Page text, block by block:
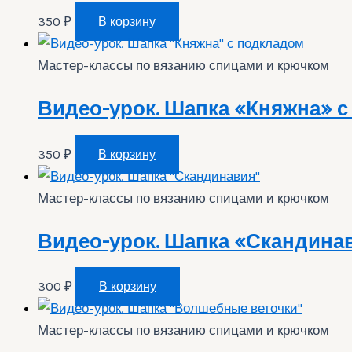
350 ₽ В корзину
Мастер-классы по вязанию спицами и крючком
Видео-урок. Шапка «Княжна»
350 ₽ В корзину
Мастер-классы по вязанию спицами и крючком
Видео-урок. Шапка
300 ₽ В корзину
Мастер-классы по вязанию спицами и крючком